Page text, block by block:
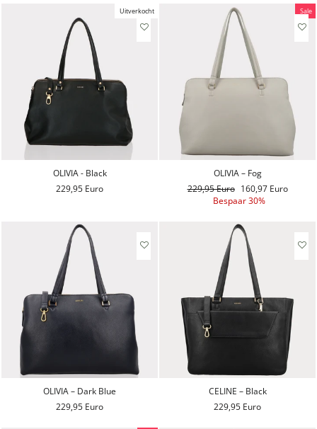
Uitverkocht
OLIVIA - Black
229,95 Euro
Sale
OLIVIA – Fog
Reguliere
229,95 Euro Aanbiedingsprijs
160,97 Euro
Bespaar 30%
OLIVIA – Dark Blue
229,95 Euro
CELINE – Black
229,95 Euro